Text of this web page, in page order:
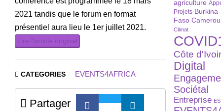
2021 tandis que le forum en format
présentiel aura lieu le 1er juillet 2021.
Lire l’article original
CATEGORIES EVENTS4AFRICA
Partager
agriculture
Projets Burkina
Faso
Climat
Côte
Digital
Sociétal
Entreprise